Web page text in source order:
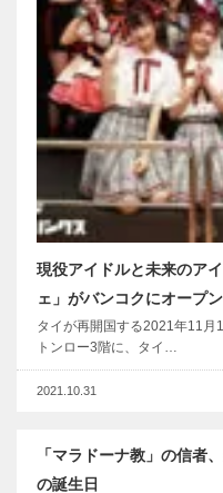
現役アイドルと未来のア
ェ」がバンコクにオープン
タイが再開国する2021年11月
トンロー3階に、タイ…
2021.10.31
「マラドーナ教」の信者
の誕生日